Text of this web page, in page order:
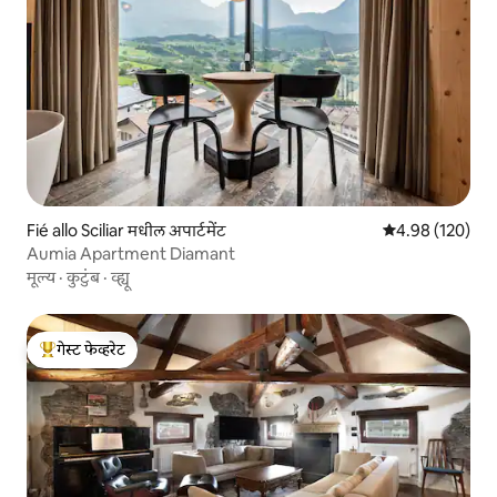
Fié allo Sciliar मधील अपार्टमेंट 5 पैकी 4.98
4.98 (120)
Aumia Apartment Diamant
मूल्य·कुटुंब·व्ह्यू
टॉप गेस्ट फेव्हरेट
गेस्ट फेव्हरेट